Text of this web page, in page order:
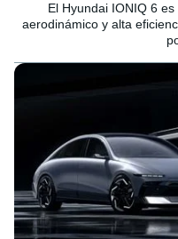
El Hyundai IONIQ 6
aerodinámico y alta